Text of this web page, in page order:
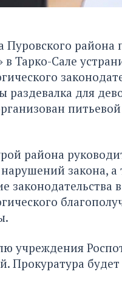
Пуровского
в Тарко-Сале
раздевалка для
района
закона,
законодательства
учреждения
Прокуратура